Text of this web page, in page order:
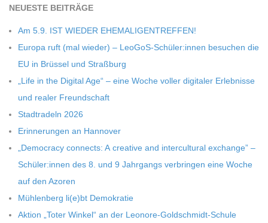
T
-
S
C
H
U
L
NEU­ESTE BEITRÄGE
Am 5.9. IST WIEDER EHEMALIGENTREFFEN!
Europa ruft (mal wie­der) – LeoGoS-Schüler:innen besu­chen die
EU in Brüs­sel und Straßburg
„Life in the Digi­tal Age“ – eine Woche vol­ler digi­ta­ler Erleb­nisse
und rea­ler Freundschaft
Stadt­ra­deln 2026
Erin­ne­run­gen an Hannover
„Demo­cracy con­nects: A crea­tive and inter­cul­tu­ral exch­ange” –
Schüler:innen des 8. und 9 Jahr­gangs ver­brin­gen eine Woche
auf den Azoren
Müh­len­berg li(e)bt Demokratie
Aktion „Toter Win­kel“ an der Leonore-Goldschmidt-Schule